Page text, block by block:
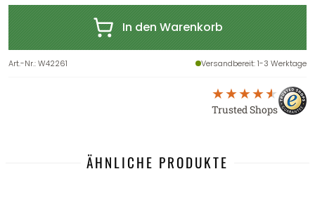
In den Warenkorb
Art.-Nr.:W42261 Versandbereit: 1-3 Werktage
Trusted Shops
ÄHNLICHE PRODUKTE